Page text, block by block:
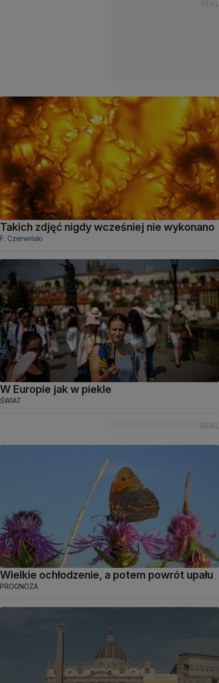
Takich zdjęć nigdy wcześniej nie wykonano
F. Czerwiński
W Europie jak w piekle
ŚWIAT
Wielkie ochłodzenie, a potem powrót upału
PROGNOZA